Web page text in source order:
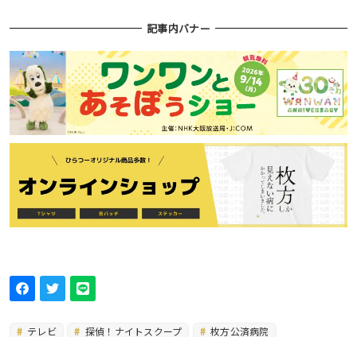
記事内バナー
テレビ 探偵！ナイトスクープ 枚方公済病院